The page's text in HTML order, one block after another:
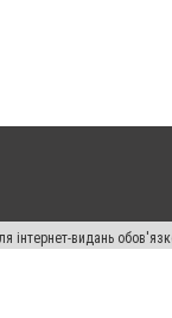
інтернет-видань